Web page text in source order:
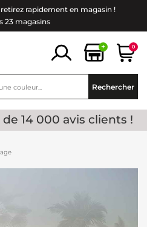
rapidement en magasin !
23 magasins
+ 0
Rechercher
de 14 000 avis clients !